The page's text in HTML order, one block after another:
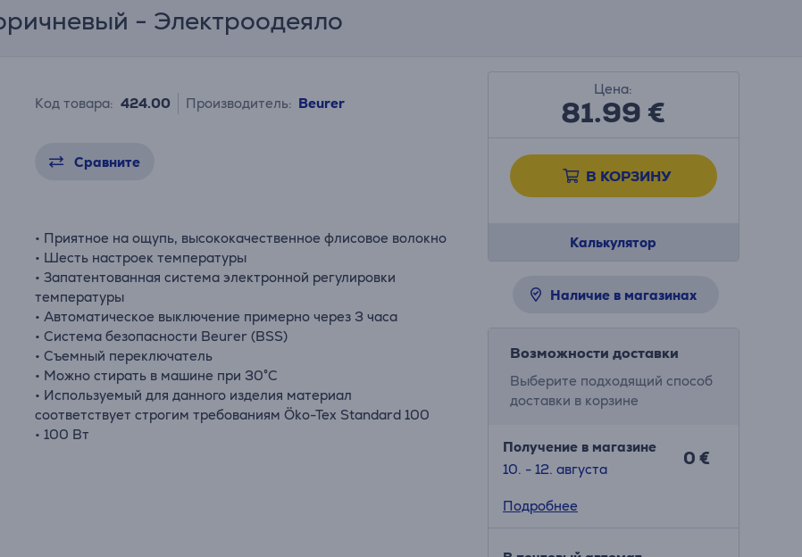
- Электроодеяло
Код товара: 424.00 Производитель: Beurer
Сравните
• Приятное на ощупь, высококачественное флисовое волокно
• Шесть настроек температуры
• Запатентованная система электронной регулировки
температуры
• Автоматическое выключение примерно через 3 часа
• Система безопасности Beurer (BSS)
• Съемный переключатель
• Можно стирать в машине при 30°C
• Используемый для данного изделия материал
соответствует строгим требованиям Öko-Tex Standard 100
• 100 Вт
Цена:
81.99€
В КОРЗИНУ
Калькулятор
Наличие в магазинах
Возможности доставки
Выберите подходящий способ
доставки в корзине
Получение в магазине
10. - 12. августа
0 €
Подробнее